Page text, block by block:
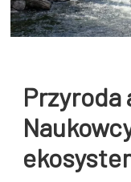
Przyroda